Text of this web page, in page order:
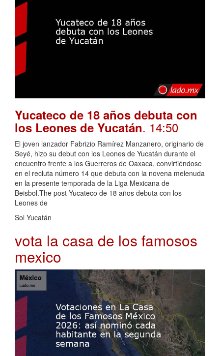
Yucateco de 18 años debuta con
los Leones de Yucatán. 14:50
El joven lanzador Fabrizio Ramírez Manzanero, originario de
Seyé, hizo su debut con los Leones de Yucatán durante el
encuentro frente a los Guerreros de Oaxaca, convirtiéndose
en el recluta número 14 que debuta con la novena melenuda
en la presente temporada de la Liga Mexicana de
Beisbol.The post Yucateco de 18 años debuta con los
Leones de
Sol Yucatán
vota la casa de los famosos
mexico